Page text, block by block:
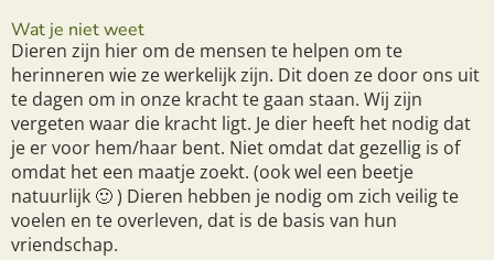
Wat je niet weet
Dieren zijn hier om de mensen te helpen om te
herinneren wie ze werkelijk zijn. Dit doen ze door ons uit
te dagen om in onze kracht te gaan staan. Wij zijn
vergeten waar die kracht ligt. Je dier heeft het nodig dat
je er voor hem/haar bent. Niet omdat dat gezellig is of
omdat het een maatje zoekt. (ook wel een beetje
natuurlijk 🙂 ) Dieren hebben je nodig om zich veilig te
voelen en te overleven, dat is de basis van hun
vriendschap.